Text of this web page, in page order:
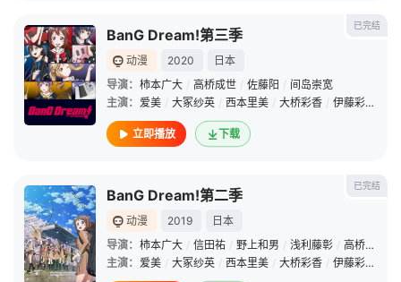
已完结
BanG Dream!第三季
动漫 2020
日本
导演： 柿本广大 / 高桥成世 / 佐藤阳 / 间岛崇宽
主演： 爱美 / 大冢纱英 / 西本里美 / 大桥彩香 / 伊藤彩沙
立即播放 下载
已完结
BanG Dream!第二季
动漫 2019
日本
导演： 柿本广大 / 信田祐 / 野上和男 / 浅利藤彰 / 高桥成世
主演： 爱美 / 大冢纱英 / 西本里美 / 大桥彩香 / 伊藤彩沙